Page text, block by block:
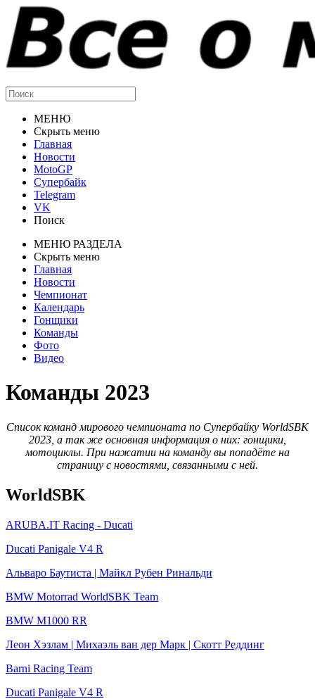
МЕНЮ
Скрыть меню
Главная
Новости
MotoGP
Супербайк
Telegram
VK
Поиск
МЕНЮ РАЗДЕЛА
Скрыть меню
Главная
Новости
Чемпионат
Календарь
Гонщики
Команды
Фото
Видео
Команды 2023
Список команд мирового чемпионата по Супербайку WorldSBK
2023, а так же основная информация о них: гонщики,
мотоциклы. При нажатии на команду вы попадёте на
страницу с новостями, связанными с ней.
WorldSBK
ARUBA.IT Racing - Ducati
Ducati Panigale V4 R
Альваро Баутиста | Майкл Рубен Ринальди
BMW Motorrad WorldSBK Team
BMW M1000 RR
Леон Хэзлам | Михаэль ван дер Марк | Скотт Реддинг
Barni Racing Team
Ducati Panigale V4 R